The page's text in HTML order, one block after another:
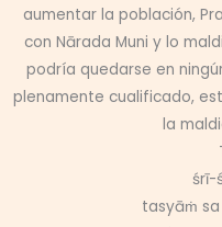
aumentar la población,
con Nārada Muni y lo
podría quedarse en
plenamente cualificado,
la
śrī-
tasyāṁ